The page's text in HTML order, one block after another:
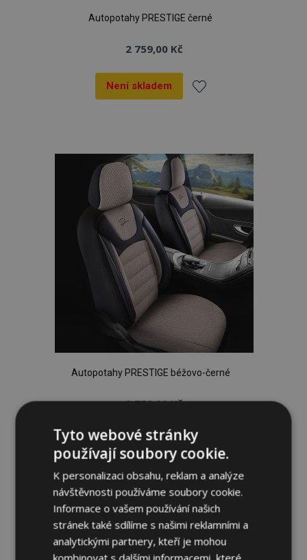
Autopotahy PRESTIGE černé
2 759,00 Kč
Není skladem
oblíbeným
Autopotahy PRESTIGE béžovo-černé
2 759,00 Kč
Není skladem
k
oblíbeným
Tyto webové stránky
používají soubory cookie.
K personalizaci obsahu, reklam a analýze
návštěvnosti používáme soubory cookie.
Informace o vašem používání našich
stránek také sdílíme s našimi reklamními a
analytickými partnery, kteří je mohou